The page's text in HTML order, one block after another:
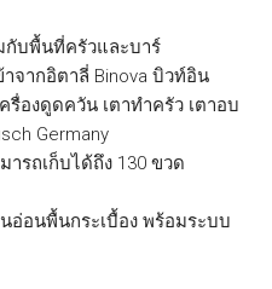
กับพื้นที่ครัวและบาร์
จากอิตาลี่ Binova บิวท์อิน
รื่องดูดควัน เตาทำครัว เตาอบ
Germany
รถเก็บได้ถึง 130 ขวด
อ่อนพื้นกระเบื้อง พร้อมระบบ